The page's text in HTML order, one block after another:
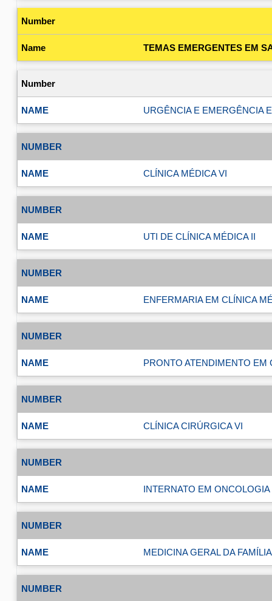
TEMAS EMERGENTES EM
URGÊNCIA E EMERGÊNCIA
CLÍNICA MÉDICA VI
UTI DE CLÍNICA MÉDICA II
ENFERMARIA EM CLÍNICA
PRONTO ATENDIMENTO EM
CLÍNICA CIRÚRGICA VI
INTERNATO EM ONCOLOGIA
MEDICINA GERAL DA